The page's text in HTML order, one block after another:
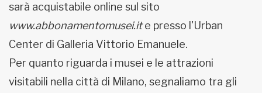
sarà acquistabile online sul sito
www.abbonamentomusei.ite presso l'Urban
Center di Galleria Vittorio Emanuele.
Per quanto riguarda i musei e le attrazioni
visitabili nella città di Milano, segnaliamo tra gli